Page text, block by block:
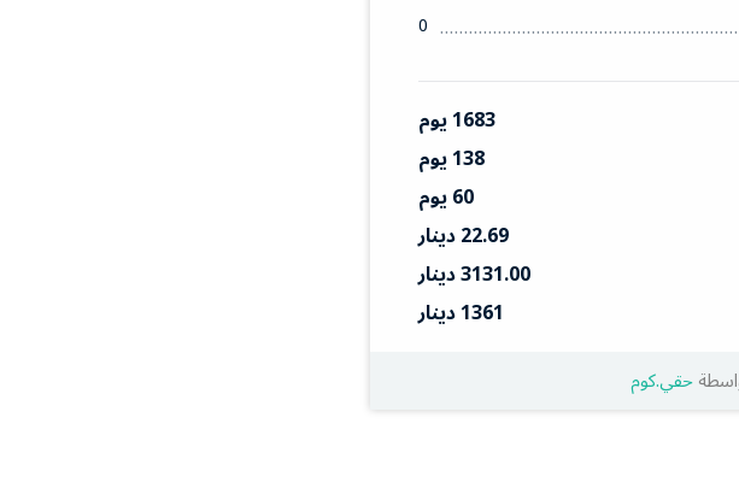
0
1683 يوم
138 يوم
60 يوم
22.69 دينار
3131.00 دينار
1361 دينار
حقي.كوم